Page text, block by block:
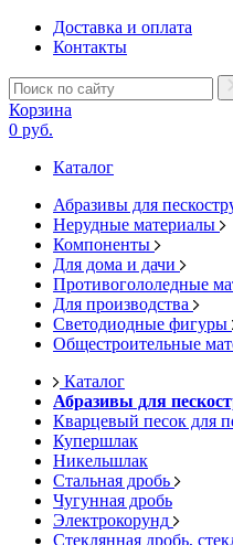
Доставка и оплата
Контакты
Корзина
0 руб.
Каталог
Абразивы для
Нерудные материалы
Компоненты
Для дома и дачи
Противогололедные
Для производства
Светодиодные фигуры
Общестроительные
Каталог
Абразивы для
Кварцевый песок для
Купершлак
Никельшлак
Стальная дробь
Чугунная дробь
Электрокорунд
Стеклянная дробь,